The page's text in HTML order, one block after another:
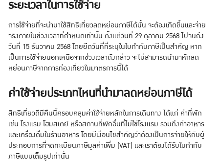
ระยะเวลาในการใช้จ่าย
การใช้จ่ายที่จะนำมาใช้สิทธิเที่ยวลดหย่อนภาษีได้นั้น จะต้องเกิดขึ้นและจ่าย
จริงภายในช่วงเวลาที่กำหนดเท่านั้น ตั้งแต่วันที่ 29 ตุลาคม 2568 ไปจนถึง
วันที่ 15 ธันวาคม 2568 โดยยึดวันที่ที่ระบุในใบกำกับภาษีเป็นสำคัญ หาก
เป็นการใช้จ่ายนอกเหนือจากช่วงเวลาดังกล่าว จะไม่สามารถนำมาหักลด
หย่อนภาษีจากการท่องเที่ยวในมาตรการนี้ได้
ค่าใช้จ่ายประเภทไหนที่นำมาลดหย่อนภาษีได้
สิทธิเที่ยวดีมีคืนนี้ครอบคลุมค่าใช้จ่ายหลักในการเดินทาง ได้แก่ ค่าที่พัก
เช่น โรงแรม โฮมสเตย์ หรือสถานที่พักอื่นที่ไม่ใช่โรงแรม รวมถึงค่าอาหาร
และเครื่องดื่มในร้านอาหาร โดยมีเงื่อนไขสำคัญว่าต้องเป็นการจ่ายให้กับผู้
ประกอบการที่จดทะเบียนภาษีมูลค่าเพิ่ม (VAT) และเราต้องได้รับใบกำกับ
ภาษีแบบเต็มรูปเท่านั้น